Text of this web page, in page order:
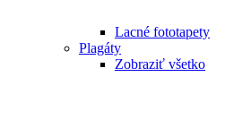
Lacné fototapety
Plagáty
Zobraziť všetko